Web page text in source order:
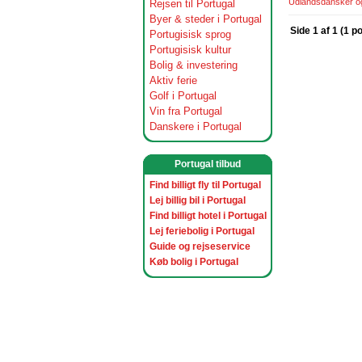
Rejsen til Portugal
Byer & steder i Portugal
Portugisisk sprog
Portugisisk kultur
Bolig & investering
Aktiv ferie
Golf i Portugal
Vin fra Portugal
Danskere i Portugal
Portugal tilbud
Find billigt fly til Portugal
Lej billig bil i Portugal
Find billigt hotel i Portugal
Lej feriebolig i Portugal
Guide og rejseservice
Køb bolig i Portugal
Side 1 af 1 (1